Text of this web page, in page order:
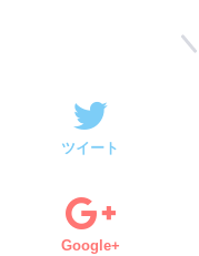
ツイート
Google+